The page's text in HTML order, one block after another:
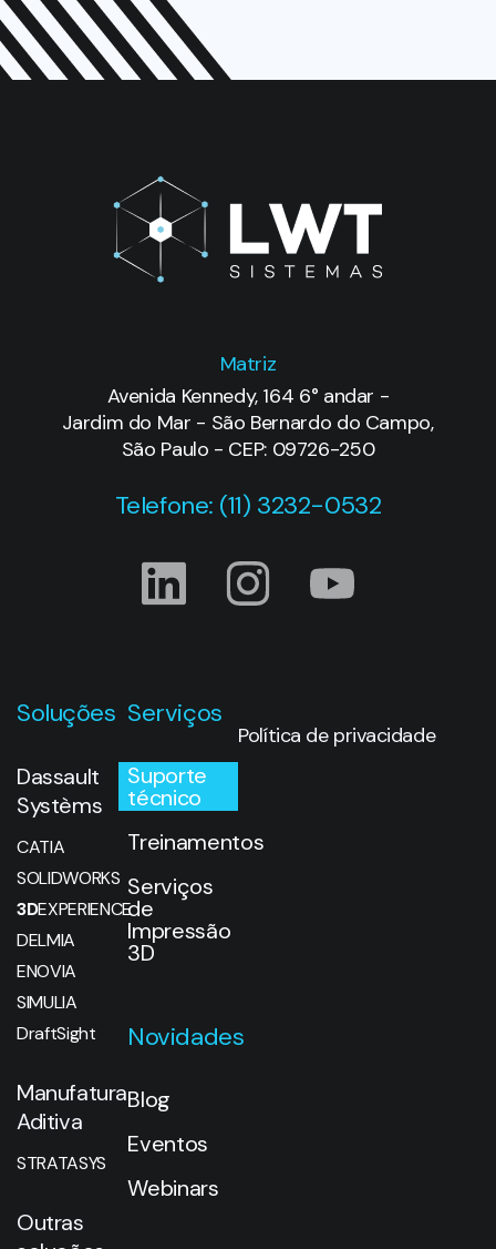
Matriz
Avenida Kennedy, 164 6° andar -
Jardim do Mar - São Bernardo do Campo,
São Paulo - CEP: 09726-250
Telefone: (11) 3232-0532
Soluções
Dassault
Systèms
CATIA
SOLIDWORKS
3DEXPERIENCE
DELMIA
ENOVIA
SIMULIA
DraftSight
Manufatura
Aditiva
STRATASYS
Outras
Serviços
Suporte
técnico
Treinamentos
Serviços
de
Impressão
3D
Novidades
Blog
Eventos
Webinars
Política de privacidade